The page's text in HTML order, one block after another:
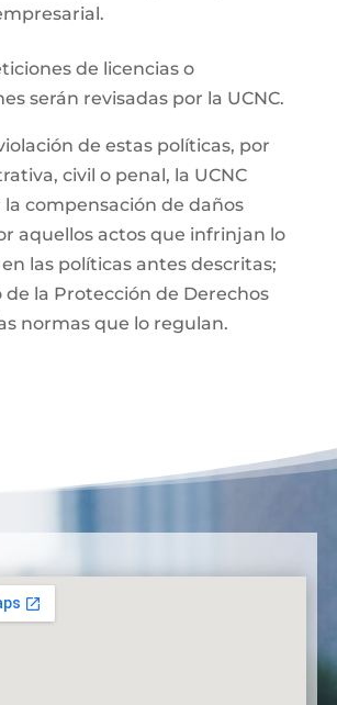
de licencias o
serán revisadas por la UCNC.
de estas políticas, por
civil o penal, la UCNC
compensación de daños
aquellos actos que infrinjan lo
las políticas antes descritas;
la Protección de Derechos
normas que lo regulan.